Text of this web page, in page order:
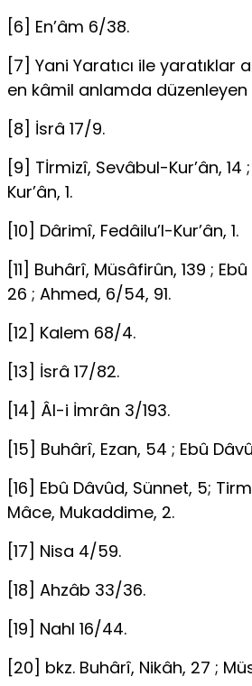
[6] En’âm 6/38.
[7] Yani Yaratıcı ile yaratıklar
en kâmil anlamda dü­zenleyen
[8] İsrâ 17/9.
[9] Tİrmizî, Sevâbul-Kur’ân, 14
Kur’ân, 1.
[10] Dârimî, Fedâilu’l-Kur’ân, 1.
[11] Buhârî, Müsâfirûn, 139 ;
26 ; Ahmed, 6/54, 91.
[12] Kalem 68/4.
[13] İsrâ 17/82.
[14] Âl-i İmrân 3/193.
[15] Buhârî, Ezan, 54 ; Ebû
[16] Ebû Dâvûd, Sünnet, 5;
Mâce, Mukaddime, 2.
[17] Nisa 4/59.
[18] Ahzâb 33/36.
[19] Nahl 16/44.
[20] bkz. Buhârî, Nikâh, 27 ;